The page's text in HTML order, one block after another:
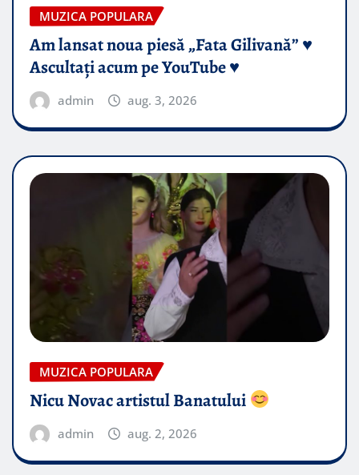
MUZICA POPULARA
Am lansat noua piesă „Fata Gilivană” ♥️
Ascultați acum pe YouTube ♥️
admin aug. 3, 2026
MUZICA POPULARA
Nicu Novac artistul Banatului
admin aug. 2, 2026